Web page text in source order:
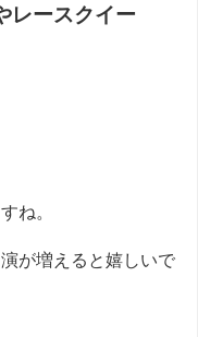
レースクイー
ね。
が増えると嬉しいで